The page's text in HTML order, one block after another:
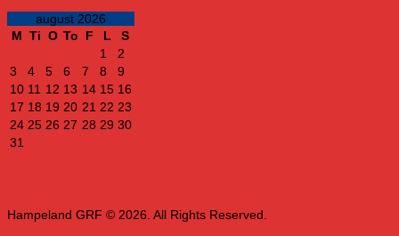
august 2026
M Ti O To F L
S
1
2
3
4 5 6 7 8
9
10 11 12 13 14 15 16
17 18 19 20 21 22 23
24 25 26 27 28 29 30
31
Hampeland GRF © 2026. All Rights Reserved.